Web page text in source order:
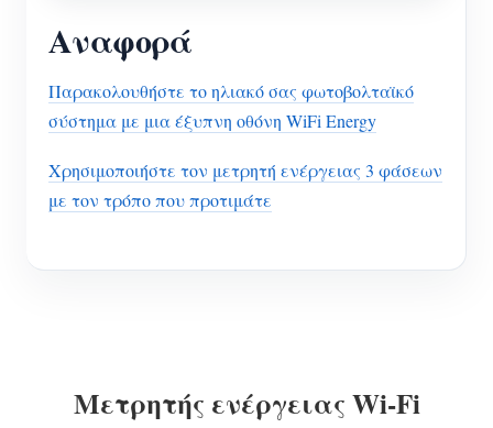
Αναφορά
Παρακολουθήστε το ηλιακό σας φωτοβολταϊκό
σύστημα με μια έξυπνη οθόνη WiFi Energy
Χρησιμοποιήστε τον μετρητή ενέργειας 3 φάσεων
με τον τρόπο που προτιμάτε
Μετρητής ενέργειας Wi-Fi